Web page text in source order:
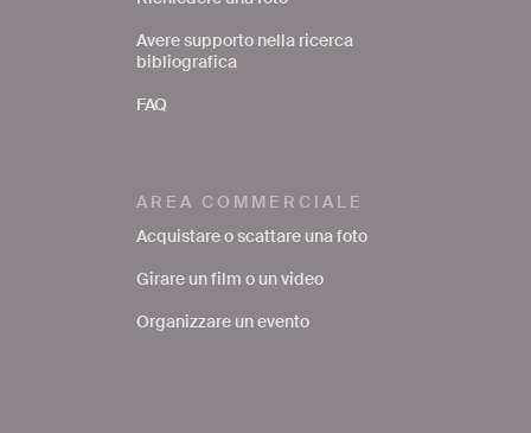
Avere supporto nella ricerca
bibliografica
FAQ
AREA COMMERCIALE
Acquistare o scattare una foto
Girare un film o un video
Organizzare un evento